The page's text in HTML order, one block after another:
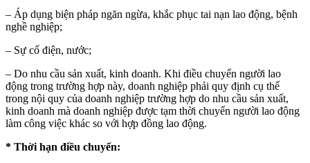
– Áp dụng biện pháp ngăn ngừa, khắc phục tai nạn lao động, bệnh
nghề nghiệp;
– Sự cố điện, nước;
– Do nhu cầu sản xuất, kinh doanh. Khi điều chuyển người lao
động trong trường hợp này, doanh nghiệp phải quy định cụ thể
trong nội quy của doanh nghiệp trường hợp do nhu cầu sản xuất,
kinh doanh mà doanh nghiệp được tạm thời chuyển người lao động
làm công việc khác so với hợp đồng lao động.
* Thời hạn điều chuyển: